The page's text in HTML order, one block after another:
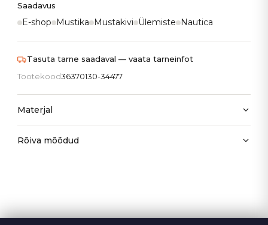
Saadavus
E-shop Mustika Mustakivi Ülemiste Nautica
Tasuta tarne saadaval — vaata tarneinfot
Tootekood36370130-34477
Materjal
Rõiva mõõdud